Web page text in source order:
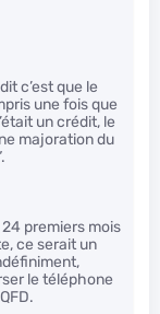
c’est que le
une fois que
un crédit, le
majoration du
premiers mois
ce serait un
le téléphone